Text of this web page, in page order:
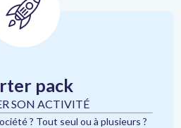
pack
SON ACTIVITÉ
? Tout seul ou à plusieurs ?